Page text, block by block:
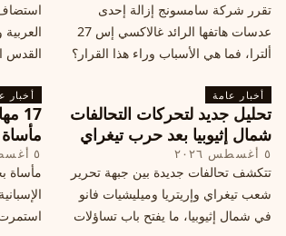
تقرر شركة سامسونج إزالة إحدى
عدسات هاتفها الرائد غالاكسي إس 27
ألترا، فما هي الأسباب وراء هذا القرار؟
الأندرويد الأغلى في السوق؟
استضاف
القدس
الدول
القدس،
أخبار عامة
تحليل جديد لتحركات التحالفات
شمال إثيوبيا بعد حرب تيغراي
٥ أغسطس ٢٠٢٦
تتكشف تحالفات جديدة بين جبهة تحرير
شعب تيغراي وإريتريا وميليشيات فانو
في شمال إثيوبيا، ما يفتح باب تساؤلات
أخبار
17
٥ أغسطس ٢٠٢٦
مأساة